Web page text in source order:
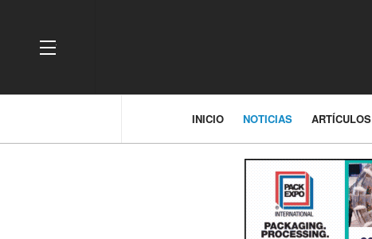
OFF CANVAS
INICIO NOTICIAS ARTÍCULOS